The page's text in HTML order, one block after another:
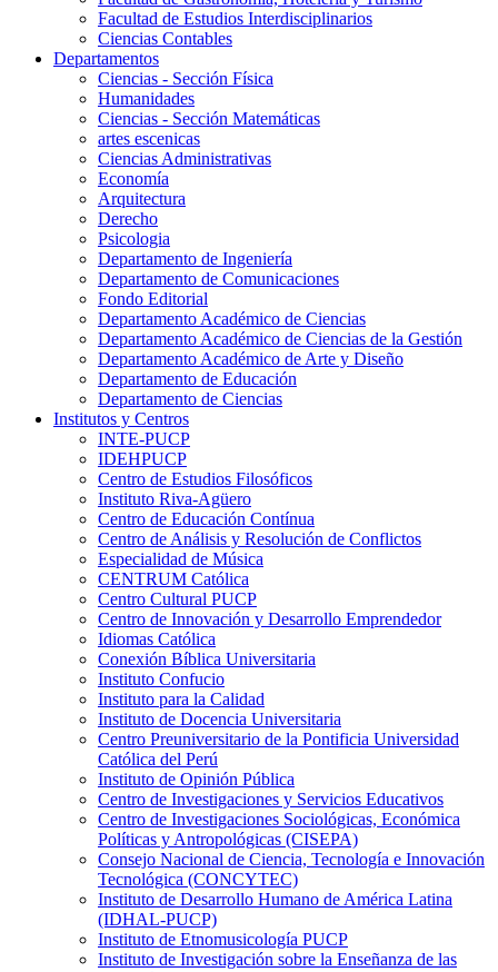
Facultad de Estudios Interdisciplinarios
Ciencias Contables
Departamentos
Ciencias - Sección Física
Humanidades
Ciencias - Sección Matemáticas
artes escenicas
Ciencias Administrativas
Economía
Arquitectura
Derecho
Psicologia
Departamento de Ingeniería
Departamento de Comunicaciones
Fondo Editorial
Departamento Académico de Ciencias
Departamento Académico de Ciencias de la Gestión
Departamento Académico de Arte y Diseño
Departamento de Educación
Departamento de Ciencias
Institutos y Centros
INTE-PUCP
IDEHPUCP
Centro de Estudios Filosóficos
Instituto Riva-Agüero
Centro de Educación Contínua
Centro de Análisis y Resolución de Conflictos
Especialidad de Música
CENTRUM Católica
Centro Cultural PUCP
Centro de Innovación y Desarrollo Emprendedor
Idiomas Católica
Conexión Bíblica Universitaria
Instituto Confucio
Instituto para la Calidad
Instituto de Docencia Universitaria
Centro Preuniversitario de la Pontificia Universidad
Católica del Perú
Instituto de Opinión Pública
Centro de Investigaciones y Servicios Educativos
Centro de Investigaciones Sociológicas, Económica
Políticas y Antropológicas (CISEPA)
Consejo Nacional de Ciencia, Tecnología e Innovación
Tecnológica (CONCYTEC)
Instituto de Desarrollo Humano de América Latina
(IDHAL-PUCP)
Instituto de Etnomusicología PUCP
Instituto de Investigación sobre la Enseñanza de las